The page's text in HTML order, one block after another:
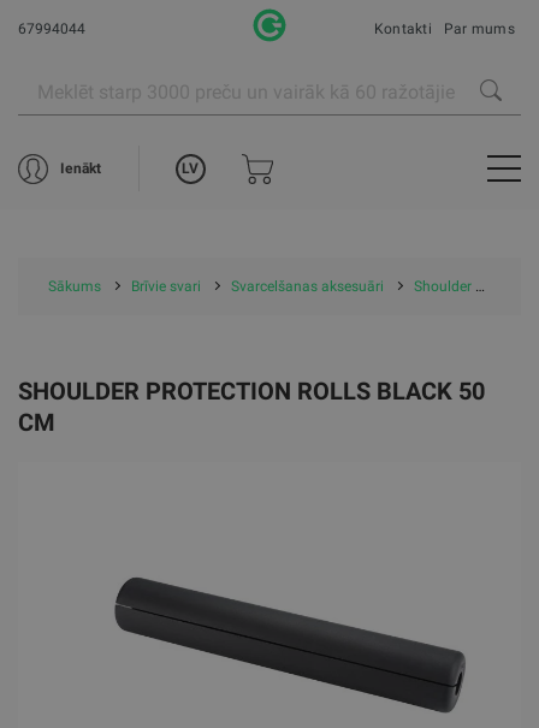
67994044 Kontakti Par mums
Ienākt LV
Sākums Brīvie svari Svarcelšanas aksesuāri Shoulder protection rolls black 50 cm
SHOULDER PROTECTION ROLLS BLACK 50
CM